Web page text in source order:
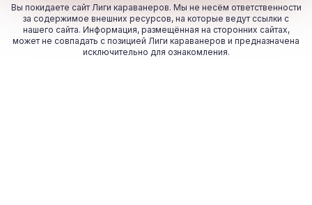
Вы покидаете сайт Лиги караванеров. Мы не несём ответственности
за содержимое внешних ресурсов, на которые ведут ссылки с
нашего сайта. Информация, размещённая на сторонних сайтах,
может не совпадать с позицией Лиги караванеров и предназначена
исключительно для ознакомления.